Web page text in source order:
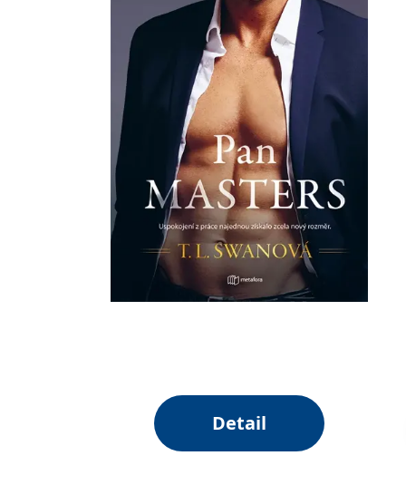
Detail
Google LLC
.doubleclick.net
1 rok
Tento soubor
uživatel mohl
.adform.net 2 měsíce